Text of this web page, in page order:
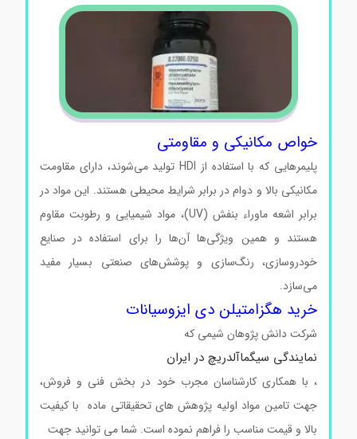
خواص مکانیکی و مقاومتی
پلیمرهایی که با استفاده از HDI تولید می‌شوند، دارای مقاومت
مکانیکی بالا و دوام در برابر شرایط محیطی هستند. این مواد در
برابر اشعه ماوراء بنفش (UV)، مواد شیمیایی و رطوبت مقاوم
هستند و همین ویژگی‌ها آن‌ها را برای استفاده در صنایع
خودروسازی، رنگ‌سازی و پوشش‌های صنعتی بسیار مفید
می‌سازد.
خرید هگزامتیلن دی ایزوسیانات
شرکت دانش پژوهان شیمی که
نمایندگی سیگماآلدریچ در ایران
، با همکاری کارشناسان مجرب خود در بخش فنی و فروش،
جهت تامین مواد اولیه پژوهش های تحقیقاتی ماده با کیفیت
بالا و قیمت مناسب را فراهم نموده است. شما می توانید جهت